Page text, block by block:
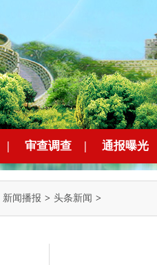
| 审查调查 | 通报曝光
新闻播报 > 头条新闻 >